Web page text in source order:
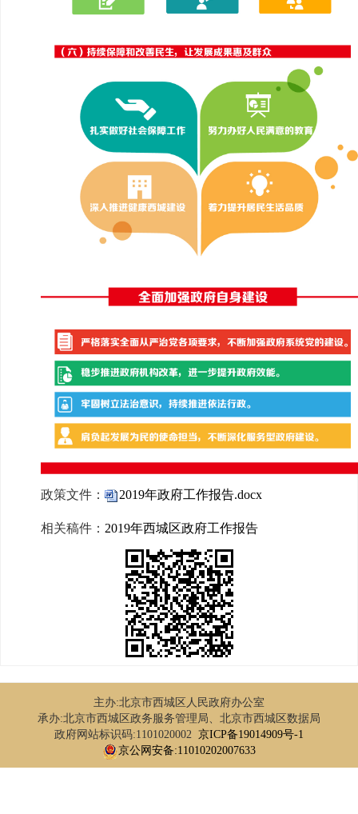
政策文件： 2019年政府工作报告.docx
相关稿件： 2019年西城区政府工作报告
主办:北京市西城区人民政府办公室
承办:北京市西城区政务服务管理局、北京市西城区数据局
政府网站标识码:1101020002 京ICP备19014909号-1
京公网安备:11010202007633